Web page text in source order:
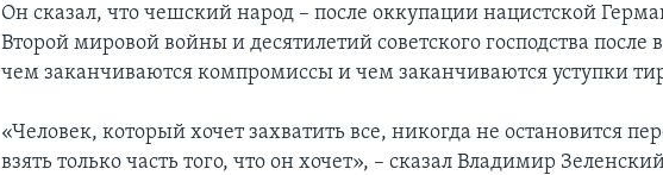
Он сказал, что чешский народ – после оккупации нацистской
Второй мировой войны и десятилетий советского господства после
чем заканчиваются компромиссы и чем заканчиваются уступки
«Человек, который хочет захватить все, никогда не остановится
взять только часть того, что он хочет», – сказал Владимир